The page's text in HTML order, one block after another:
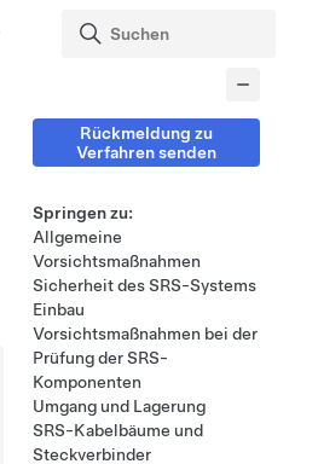
Rückmeldung zu
Verfahren senden
Springen zu:
Allgemeine
Vorsichtsmaßnahmen
Sicherheit des SRS-Systems
Einbau
Vorsichtsmaßnahmen bei der
Prüfung der SRS-
Komponenten
Umgang und Lagerung
SRS-Kabelbäume und
Steckverbinder